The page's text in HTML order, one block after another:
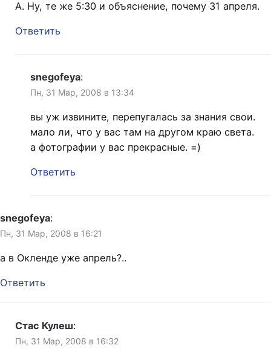
А. Ну, те же 5:30 и объяснение, почему 31 апреля.
Ответить
snegofeya:
Пн, 31 Мар, 2008 в 13:34
вы уж извините, перепугалась за знания свои.
мало ли, что у вас там на другом краю света.
а фотографии у вас прекрасные. =)
Ответить
snegofeya:
Пн, 31 Мар, 2008 в 16:21
а в Окленде уже апрель?..
Ответить
Стас Кулеш:
Пн, 31 Мар, 2008 в 16:32